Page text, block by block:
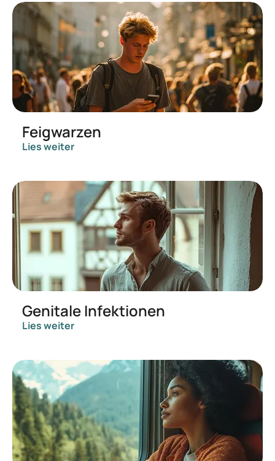
Feigwarzen
Lies weiter
Genitale Infektionen
Lies weiter